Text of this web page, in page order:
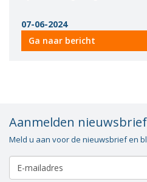
07-06-2024
Ga naar bericht
Aanmelden nieuwsbrief
Meld u aan voor de nieuwsbrief en